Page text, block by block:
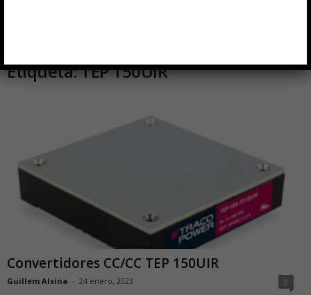
Etiqueta: TEP 150UIR
Convertidores CC/CC TEP 150UIR
Guillem Alsina - 24 enero, 2023 0